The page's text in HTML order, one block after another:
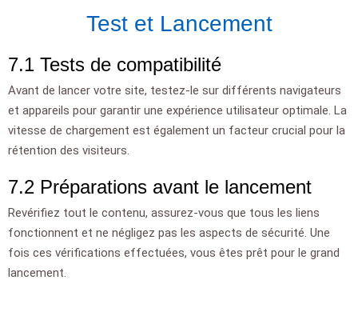
Test et Lancement
7.1 Tests de compatibilité
Avant de lancer votre site, testez-le sur différents navigateurs
et appareils pour garantir une expérience utilisateur optimale. La
vitesse de chargement est également un facteur crucial pour la
rétention des visiteurs.
7.2 Préparations avant le lancement
Revérifiez tout le contenu, assurez-vous que tous les liens
fonctionnent et ne négligez pas les aspects de sécurité. Une
fois ces vérifications effectuées, vous êtes prêt pour le grand
lancement.